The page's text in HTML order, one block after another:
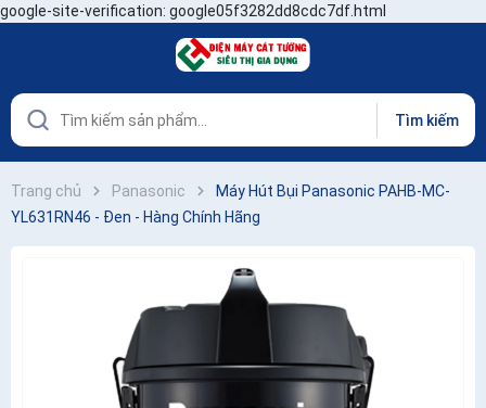
google-site-verification: google05f3282dd8cdc7df.html
Tìm kiếm
Trang chủ Panasonic
Máy Hút Bụi Panasonic PAHB-MC-
YL631RN46 - Đen - Hàng Chính Hãng